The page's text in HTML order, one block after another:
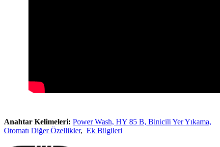
Anahtar Kelimeleri: Power Wash, HY 85 B, Binicili Yer Yıkama,
Otomatı Diğer Özellikler, Ek Bilgileri